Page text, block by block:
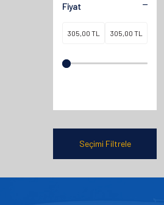
Fiyat
Seçimi Filtrele